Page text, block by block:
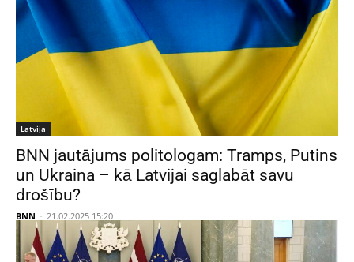
Latvija
BNN jautājums politologam: Tramps, Putins
un Ukraina – kā Latvijai saglabāt savu
drošību?
BNN - 21.02.2025 15:20